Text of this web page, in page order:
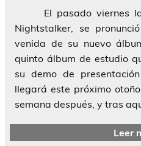
El pasado viernes la
Nightstalker, se
venida de su nuevo
quinto álbum de estudio
su demo de
llegará este próximo
semana después, y tras
Leer